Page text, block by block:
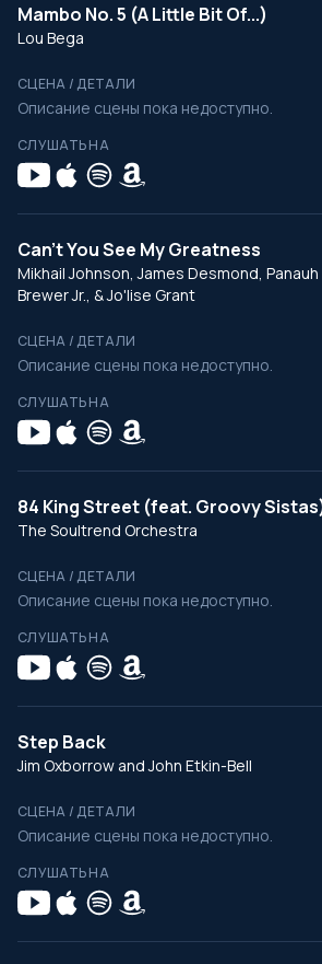
Mambo No. 5 (A Little Bit Of...)
Lou Bega
СЦЕНА / ДЕТАЛИ
Описание сцены пока недоступно.
СЛУШАТЬ НА
Can't You See My Greatness
Mikhail Johnson, James Desmond,
Brewer Jr., & Jo'lise Grant
СЦЕНА / ДЕТАЛИ
Описание сцены пока недоступно.
СЛУШАТЬ НА
84 King Street (feat. Groovy
The Soultrend Orchestra
СЦЕНА / ДЕТАЛИ
Описание сцены пока недоступно.
СЛУШАТЬ НА
Step Back
Jim Oxborrow and John Etkin-Bell
СЦЕНА / ДЕТАЛИ
Описание сцены пока недоступно.
СЛУШАТЬ НА